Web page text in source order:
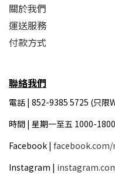
關於我們
運送服務
付款方式
聯絡我們
電話 | 852-9385 5725 (只限
時間 | 星期一至五 1000-
Facebook |
Instagram |